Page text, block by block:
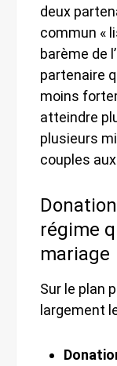
deux
commun «
barème de
partenaire
moins
atteindre
plusieurs
couples
régime
mariage
Sur le plan
largement